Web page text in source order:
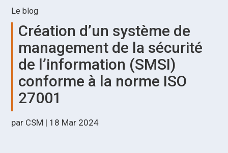
Le blog
Création d’un système de
management de la sécurité
de l’information (SMSI)
conforme à la norme ISO
27001
par CSM | 18 Mar 2024